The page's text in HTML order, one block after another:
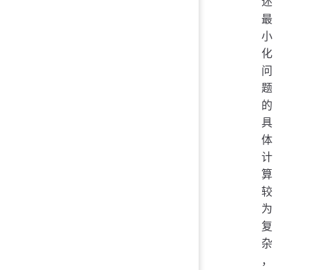
最
小
化
问
题
的
具
体
计
算
较
为
复
杂
，